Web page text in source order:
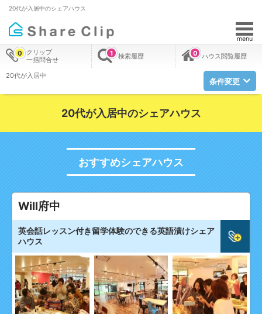
20代が入居中のシェアハウス
menu
クリップ
一括問合せ
0 検索履歴
1 ハウス閲覧履歴
0
20代が入居中
条件変更
20代が入居中のシェアハウス
おすすめシェアハウス
Will府中
英会話レッスン付き留学体験のできる英語漬けシェア
ハウス